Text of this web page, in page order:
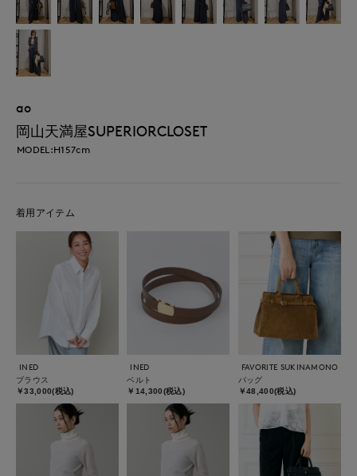
ao
岡山天満屋SUPERIORCLOSET
MODEL:H157cm
着用アイテム
INED
ブラウス
￥33,000(税込)
INED
ベルト
￥14,300(税込)
FAVORITE SUKINAMONO
バッグ
￥48,400(税込)